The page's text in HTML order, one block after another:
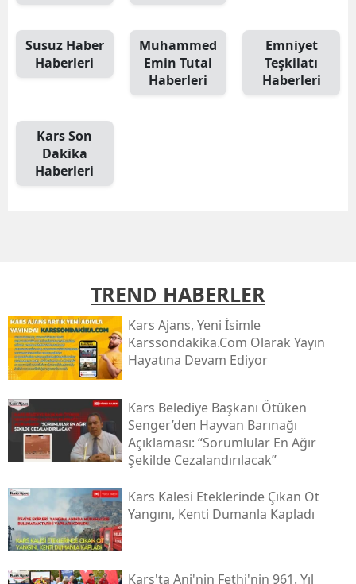
Gaziantep
Giresun
Kars
Kayseri
Kırklareli
Kocaeli
Kütahya
Susuz Haber
Haberleri
Muhammed
Emin Tutal
Haberleri
Emniyet
Teşkilatı
Haberleri
Kars Son
Dakika
Haberleri
TREND HABERLER
Kars Ajans, Yeni İsimle
Karssondakika.com Olarak Yayın
Hayatına Devam Ediyor
Kars Belediye Başkanı Ötüken
Senger’den Hayvan Barınağı
Açıklaması: “sorumlular En Ağır
Şekilde Cezalandırılacak”
Kars Kalesi Eteklerinde Çıkan Ot
Yangını, Kenti Dumanla Kapladı
Kars'ta Ani'nin Fethi'nin 961. Yıl